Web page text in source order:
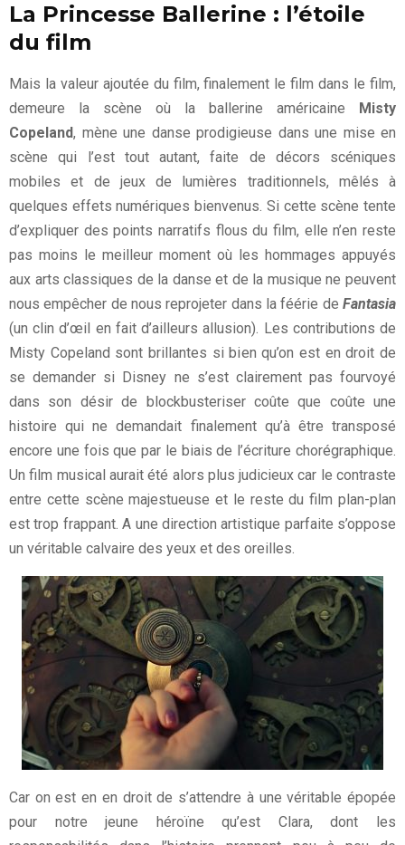
La Princesse Ballerine : l’étoile
du film
Mais la valeur ajoutée du film, finalement le film dans le film,
demeure la scène où la ballerine américaine
Misty
Copeland, mène une danse prodigieuse dans une mise en
scène qui l’est tout autant, faite de décors scéniques
mobiles et de jeux de lumières traditionnels, mêlés à
quelques effets numériques bienvenus. Si cette scène tente
d’expliquer des points narratifs flous du film, elle n’en reste
pas moins le meilleur moment où les hommages appuyés
aux arts classiques de la danse et de la musique ne peuvent
nous empêcher de nous reprojeter dans la féérie de Fantasia
(un clin d’œil en fait d’ailleurs allusion). Les contributions de
Misty Copeland sont brillantes si bien qu’on est en droit de
se demander si Disney ne s’est clairement pas fourvoyé
dans son désir de blockbusteriser coûte que coûte une
histoire qui ne demandait finalement qu’à être transposé
encore une fois que par le biais de l’écriture chorégraphique.
Un film musical aurait été alors plus judicieux car le contraste
entre cette scène majestueuse et le reste du film plan-plan
est trop frappant. A une direction artistique parfaite s’oppose
un véritable calvaire des yeux et des oreilles.
Car on est en en droit de s’attendre à une véritable épopée
pour notre jeune héroïne qu’est Clara, dont les